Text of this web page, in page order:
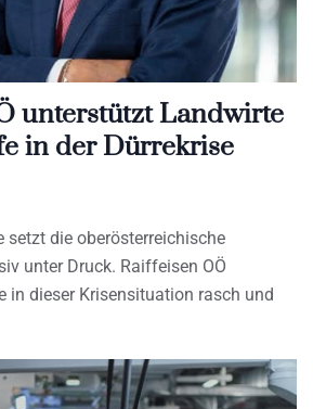
unterstützt Landwirte
in der Dürrekrise
setzt die oberösterreichische
unter Druck. Raiffeisen OÖ
in dieser Krisensituation rasch und